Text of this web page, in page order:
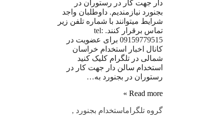
دار جهت کار در رستوران در
بجنورد نیازمندیم. داوطلبان واجد
شرایط میتوانند با شماره تلفن زیر
تماس برقرار کنند. tel:
09159779515 برای عضویت در
کانال اخبار استخدام خراسان
شمالی در تلگرام کلیک کنید
استخدام سالن دار جهت کار در
رستوران در بجنورد به…
Read more »
گروه تلگراماستخدام بجنورد ,